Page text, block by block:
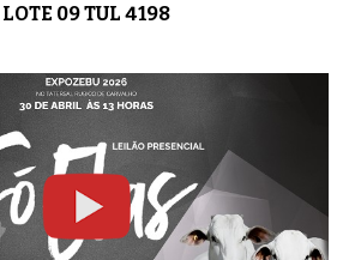
LOTE 09 TUL 4198